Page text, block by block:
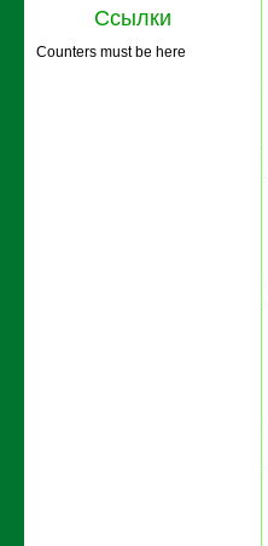
Ссылки
Counters must be here